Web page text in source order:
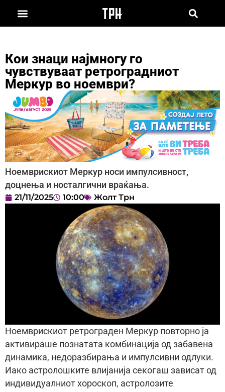
Кои знаци најмногу го
чувствуваат ретроградниот
Меркур во ноември?
Ноемврискиот Меркур носи импулсивност,
доцнења и носталгични враќања.
21/11/2025 10:00 Жолт Трн
Ноемврискиот ретрограден Меркур повторно ја
активираше познатата комбинација од забавена
динамика, недоразбирања и импулсивни одлуки.
Иако астролошките влијанија секогаш зависат од
индивидуалниот хороскоп, астролозите